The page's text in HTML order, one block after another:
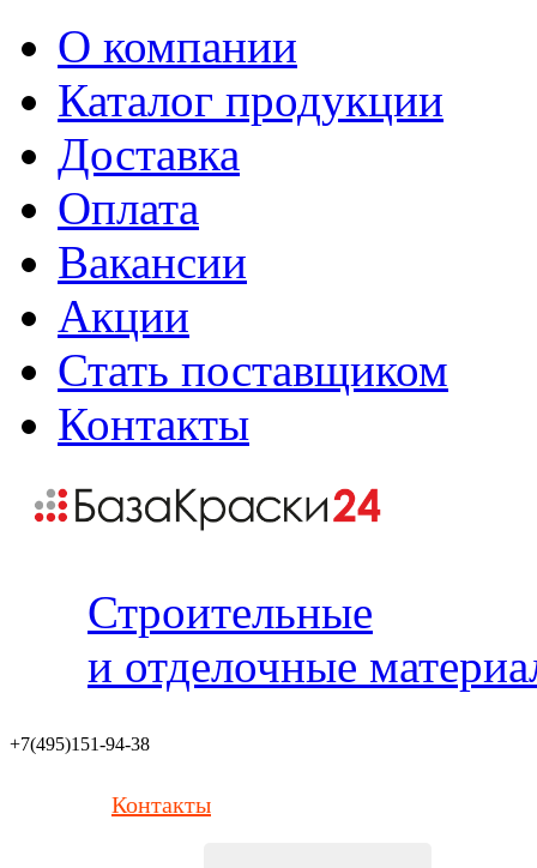
О компании
Каталог продукции
Доставка
Оплата
Вакансии
Акции
Стать поставщиком
Контакты
Строительные
и отделочные
+7(495)151-94-38
Контакты